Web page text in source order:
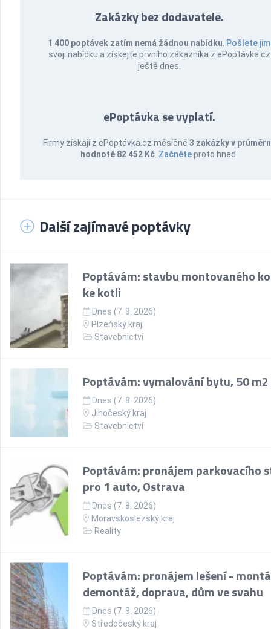
Zakázky bez dodavatele.
1 400 poptávek zatím nemá žádnou nabídku Pošlete jim
svoji nabídku a získejte prvního zákazníka z ePoptávka.cz
ještě dnes.
ePoptávka se vyplatí.
Firmy získají z ePoptávka.cz měsíčně 3 zakázky v
hodnotě 82 452 Kč Začněteproto hned.
Další zajímavé poptávky
Poptávám: stavbu montovaného
ke kotli
Dnes (7. 8. 2026)
Plzeňský kraj
Stavebnictví
Poptávám: vymalování bytu, 50 m2
Dnes (7. 8. 2026)
Jihočeský kraj
Stavebnictví
Poptávám: pronájem parkovacího
pro 1 auto, Ostrava
Dnes (7. 8. 2026)
Moravskoslezský kraj
Reality
Poptávám: pronájem lešení -
demontáž, doprava, dům ve svahu
Dnes (7. 8. 2026)
Středočeský kraj